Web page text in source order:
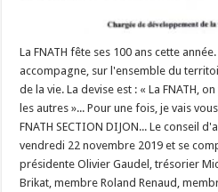
La FNATH fête ses 100 ans cette
accompagne, sur l'ensemble du
de la vie. La devise est : « La FNATH,
les autres »... Pour une fois, je vais
FNATH SECTION DIJON... Le conseil
vendredi 22 novembre 2019 et se
présidente Olivier Gaudel, trésorier
Brikat, membre Roland Renaud,